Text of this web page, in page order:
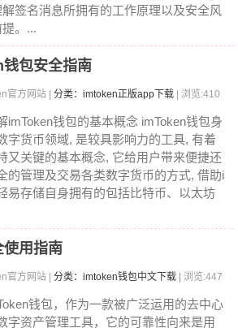
签名消息所拥有的工作原理以及安全风
。...
包安全指南
官方网站 | 分类：imtoken正版app下载 | 浏览:410
imToken钱包的基本概念 imToken钱包身
字货币领域, 是较具影响力的工具, 有着
又关键的基本概念, 它给用户带来便捷还
的管理及交易各类数字货币的方式, 借助i
易存储自身拥有的包括比特币、以太坊
用指南
官方网站 | 分类：imtoken钱包中文下载 | 浏览:447
钱包，作为一款被广泛运用的去中心
字资产管理工具，它的可靠性向来是用